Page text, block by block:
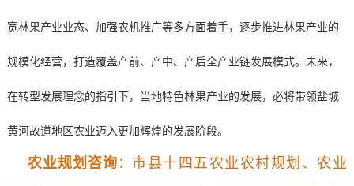
宽林果产业业态、加强农机推广等多方面着手，逐步推进林果产业的
规模化经营，打造覆盖产前、产中、产后全产业链发展模式。未来，
在转型发展理念的指引下，当地特色林果产业的发展，必将带领盐城
黄河故道地区农业迈入更加辉煌的发展阶段。
农业规划咨询 ： 市县十四五农业农村规划、农业